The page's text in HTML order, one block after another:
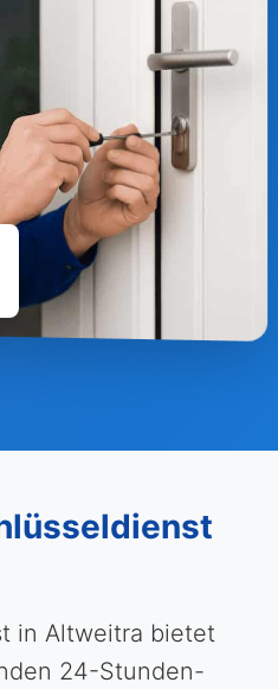
in Altweitra bietet
24-Stunden-